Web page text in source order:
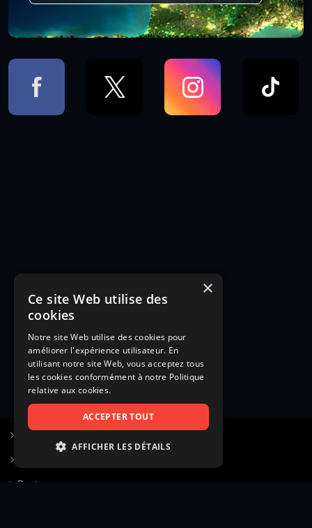
Poster une annonce
×
Ce site Web utilise des
cookies
Notre site Web utilise des cookies pour
améliorer l'expérience utilisateur. En
utilisant notre site Web, vous acceptez tous
les cookies conformément à notre Politique
relative aux cookies.
ACCEPTER TOUT
AFFICHER LES DÉTAILS